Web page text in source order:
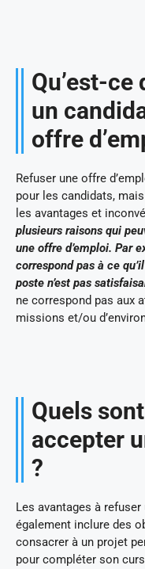
Qu’est-
un
offre
Refuser une offre
pour les candidats,
les avantages et
plusieurs raisons qui
une offre d’emploi. Par
correspond pas à ce
poste n’est pas
ne correspond pas aux
missions et/ou
Quels
accepter
?
Les avantages à
également inclure des
consacrer à un projet
pour compléter son